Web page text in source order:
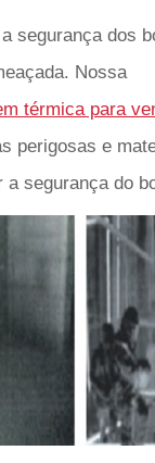
segurança dos
Nossa
térmica para
perigosas e
a segurança do